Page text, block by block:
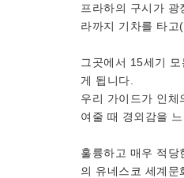
프라하의 구시가
라까지 기차를 타고
그곳에서 15세기
게 됩니다.
우리 가이드가 인
여줄 때 경외감을
훌륭하고 매우 적
의 유네스코 세계